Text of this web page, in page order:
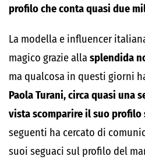
profilo che conta quasi due
La modella e influencer
magico grazie alla splendida
ma qualcosa in questi giorni
Paola Turani, circa quasi una
vista scomparire il suo profilo
seguenti ha cercato di
suoi seguaci sul profilo del